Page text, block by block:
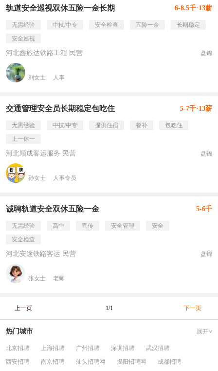
轨道安全巡视双休五险一金长期 6-8.5千·13薪
无需经验 中技/中专 安全检查 五险一金
长期稳定
安全巡视
河北鑫旅达铁路工程 民营 盘锦
刘女士 人事
交通管理安全员长期稳定包吃住 5-7千·13薪
无需经验 中技/中专 提供住宿 餐补
包吃住
上一休一
河北顺成客运服务 民营 盘锦
孙女士 人事专员
诚聘轨道安全双休五险一金 5-6千
无需经验 高中 宣传 安全管理
安全
安全检查
河北安途铁路客运 民营 盘锦
张女士 老师
上一页 1/1 下一页
热门城市 展开
北京招聘 上海招聘 广州招聘 深圳招聘
武汉招聘
西安招聘
南京招聘 汕头招聘网 揭阳招聘网 成都招聘